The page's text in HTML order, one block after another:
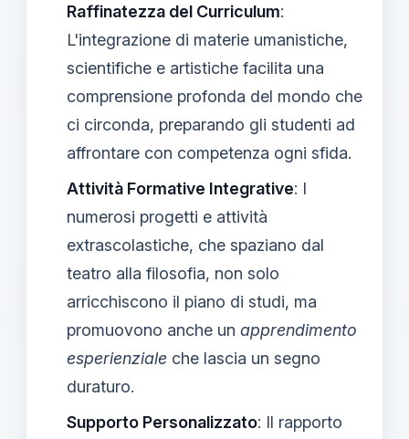
Raffinatezza del Curriculum:
L'integrazione di materie umanistiche,
scientifiche e artistiche facilita una
comprensione profonda del mondo che
ci circonda, preparando gli studenti ad
affrontare con competenza ogni sfida.
Attività Formative Integrative: I
numerosi progetti e attività
extrascolastiche, che spaziano dal
teatro alla filosofia, non solo
arricchiscono il piano di studi, ma
promuovono anche un apprendimento
esperienziale che lascia un segno
duraturo.
Supporto Personalizzato: Il rapporto